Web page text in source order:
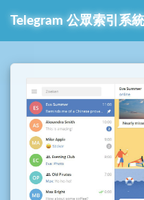
Telegram 公眾索引系統